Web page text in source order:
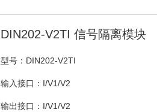
DIN202-V2TI 信号隔离模块
型号：DIN202-V2TI
输入接口：I/V1/V2
输出接口：I/V1/V2